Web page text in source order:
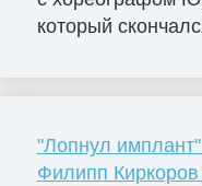
который
"Лопнул
Филипп